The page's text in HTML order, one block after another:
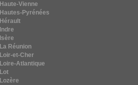
Haute-Vienne
Hautes-Pyrénées
Hérault
Indre
Isère
La Réunion
Loir-et-Cher
Loire-Atlantique
Lot
Lozère